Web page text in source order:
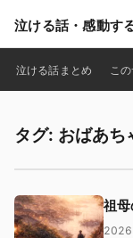
泣ける話・感動す
泣ける話まとめ こ
タグ: おばあち
祖